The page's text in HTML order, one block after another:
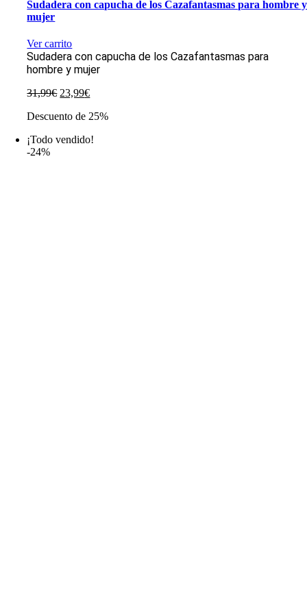
Sudadera con capucha de los Cazafantasmas para hombre y
mujer
Ver carrito
Sudadera con capucha de los Cazafantasmas para
hombre y mujer
31,99€ El
original
31,99€.
23,99€El
actual
23,99€.
Descuento de 25%
¡Todo vendido!
-24%